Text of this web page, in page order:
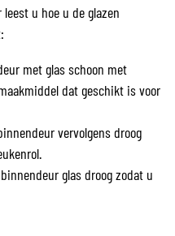
u hoe u de glazen
met glas schoon met
dat geschikt is voor
vervolgens droog
glas droog zodat u